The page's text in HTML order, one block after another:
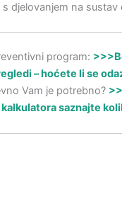
s djelovanjem na
program:
– hoćete li se
Vam je potrebno?
saznajte